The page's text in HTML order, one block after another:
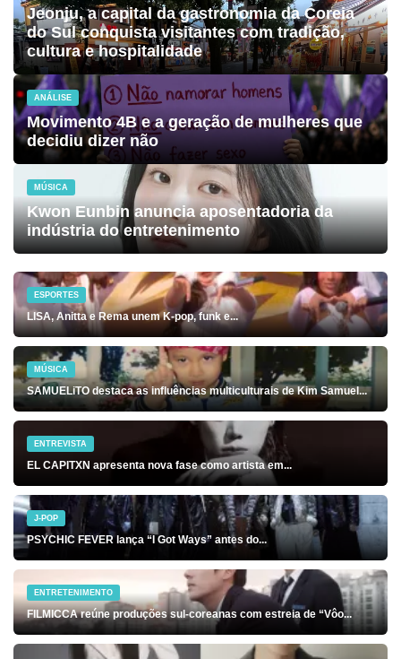
Jeonju, a capital da gastronomia da Coreia
do Sul conquista visitantes com tradição,
cultura e hospitalidade
ANÁLISE
Movimento 4B e a geração de mulheres que
decidiu dizer não
MÚSICA
Kwon Eunbin anuncia aposentadoria da
indústria do entretenimento
ESPORTES
LISA, Anitta e Rema unem K-pop, funk e...
MÚSICA
SAMUELiTO destaca as influências multiculturais de Kim Samuel...
ENTREVISTA
EL CAPITXN apresenta nova fase como artista em...
J-POP
PSYCHIC FEVER lança “I Got Ways” antes do...
ENTRETENIMENTO
FILMICCA reúne produções sul-coreanas com estreia de “Vôo...